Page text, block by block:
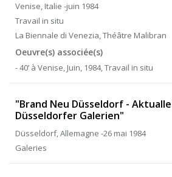
Venise, Italie -juin 1984
Travail in situ
La Biennale di Venezia, Théâtre Malibran
Oeuvre(s) associée(s)
- 40’ à Venise, Juin, 1984, Travail in situ
"Brand Neu Düsseldorf -
Düsseldorfer Galerien"
Düsseldorf, Allemagne -26 mai 1984
Galeries